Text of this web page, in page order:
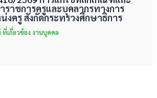
ราชการครูและบุคลากรทางการ
งครู สังกัดกระทรวงศึกษาธิการ
เกี่ยวข้อง งานบุคคล